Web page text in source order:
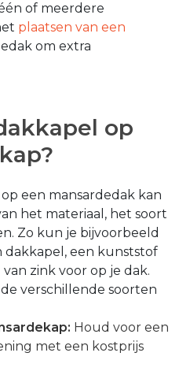
of meerdere
plaatsen van een
om extra
op
op een mansardedak kan
het materiaal, het soort
Zo kun je bijvoorbeeld
dakkapel, een kunststof
zink voor op je dak.
verschillende soorten
Houd voor een
met een kostprijs